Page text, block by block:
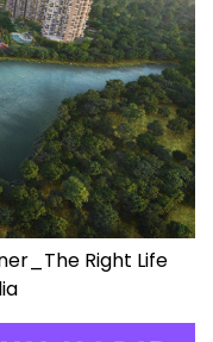
Right Life